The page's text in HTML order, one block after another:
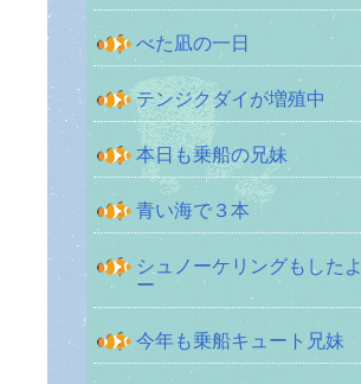
べた凪の一日
テンジクダイが増殖中
本日も乗船の兄妹
青い海で３本
シュノーケリングもしたよ
ー
今年も乗船キュート兄妹